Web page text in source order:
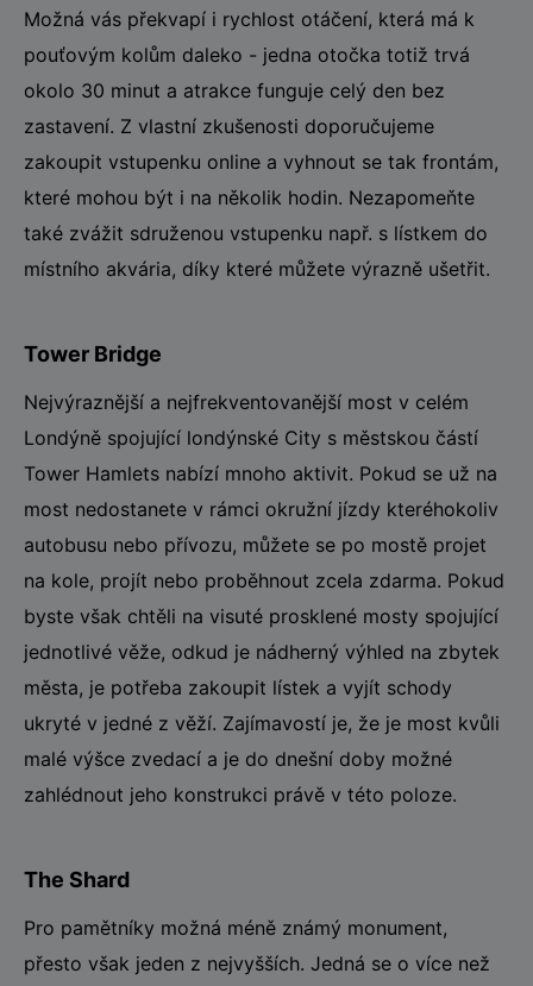
Možná vás překvapí i rychlost otáčení, která má k
pouťovým kolům daleko - jedna otočka totiž trvá
okolo 30 minut a atrakce funguje celý den bez
zastavení. Z vlastní zkušenosti doporučujeme
zakoupit vstupenku online a vyhnout se tak frontám,
které mohou být i na několik hodin. Nezapomeňte
také zvážit sdruženou vstupenku např. s lístkem do
místního akvária, díky které můžete výrazně ušetřit.
Tower Bridge
Nejvýraznější a nejfrekventovanější most v celém
Londýně spojující londýnské City s městskou částí
Tower Hamlets nabízí mnoho aktivit. Pokud se už na
most nedostanete v rámci okružní jízdy kteréhokoliv
autobusu nebo přívozu, můžete se po mostě projet
na kole, projít nebo proběhnout zcela zdarma. Pokud
byste však chtěli na visuté prosklené mosty spojující
jednotlivé věže, odkud je nádherný výhled na zbytek
města, je potřeba zakoupit lístek a vyjít schody
ukryté v jedné z věží. Zajímavostí je, že je most kvůli
malé výšce zvedací a je do dnešní doby možné
zahlédnout jeho konstrukci právě v této poloze.
The Shard
Pro pamětníky možná méně známý monument,
přesto však jeden z nejvyšších. Jedná se o více než